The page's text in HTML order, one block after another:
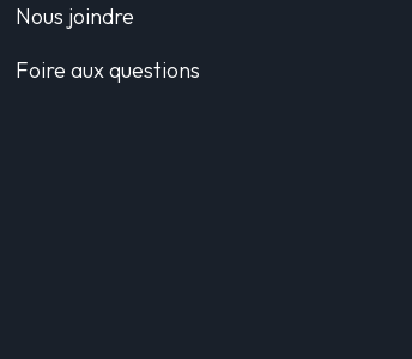
Nous joindre
Foire aux questions